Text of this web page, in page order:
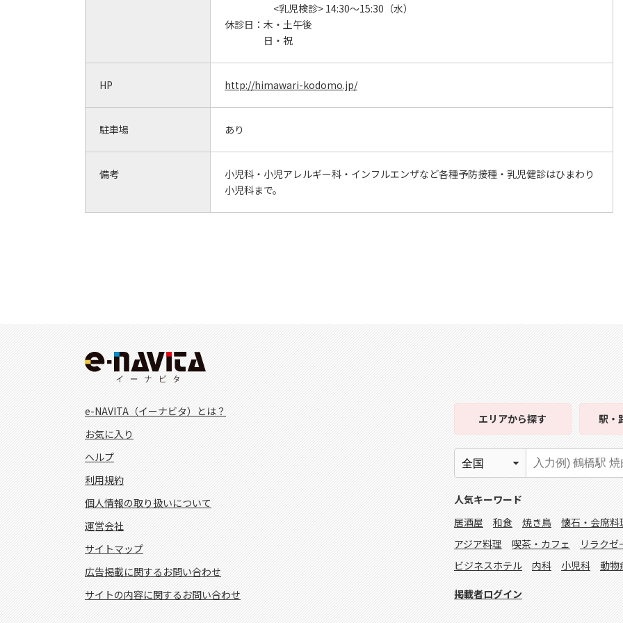
<乳児検診> 14:30～15:30（水）
休診日： 木・土午後
日・祝
HP http://himawari-kodomo.jp/
駐車場 あり
備考
小児科・小児アレルギー科・インフルエンザなど各種予防接種・乳児健診はひまわり
小児科まで。
e-NAVITA（イーナビタ）とは？
お気に入り
ヘルプ
利用規約
個人情報の取り扱いについて
運営会社
サイトマップ
広告掲載に関するお問い合わせ
サイトの内容に関するお問い合わせ
エリアから探す 駅・
人気キーワード
居酒屋
和食 焼き鳥 懐石・会席料
アジア料理
喫茶・カフェ リラクゼ
ビジネスホテル
内科 小児科 動物
掲載者ログイン